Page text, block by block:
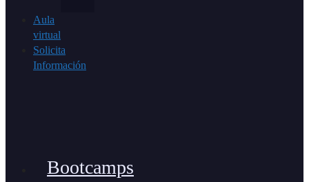
Aula
virtual
Solicita
Información
Bootcamps